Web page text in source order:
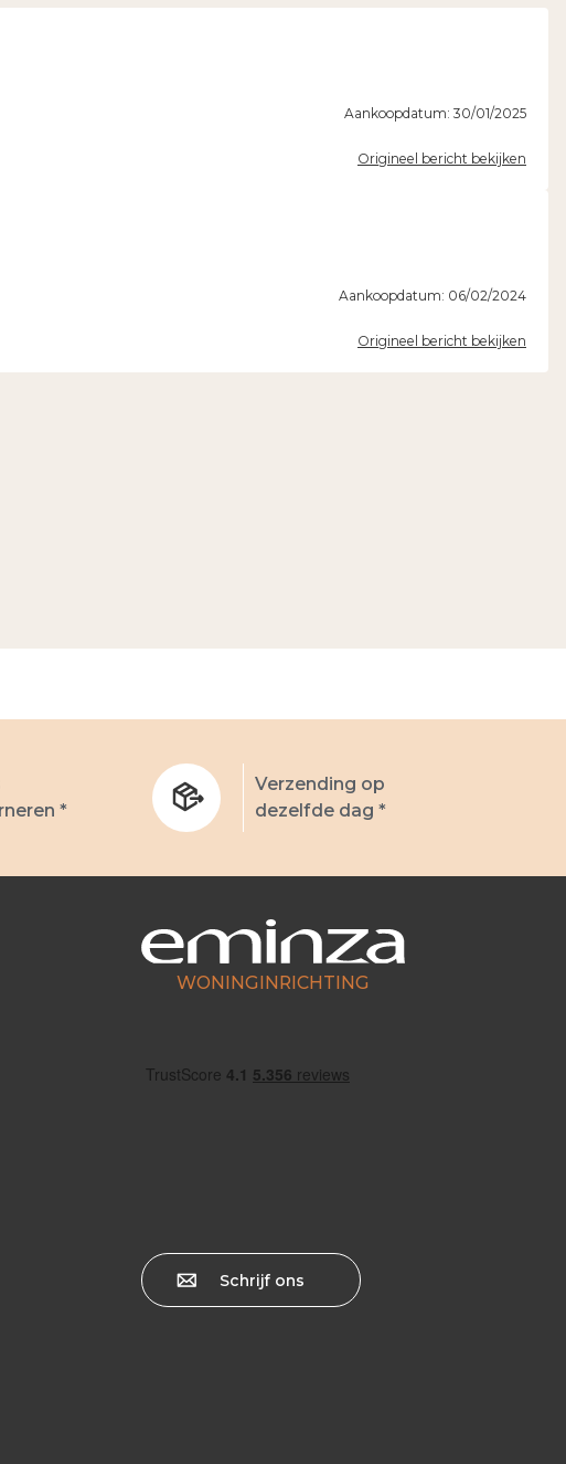
Aankoopdatum: 30/01/2025
Origineel bericht bekijken
Aankoopdatum: 06/02/2024
Origineel bericht bekijken
*
Verzending op
dezelfde dag *
WONINGINRICHTING
Schrijf ons